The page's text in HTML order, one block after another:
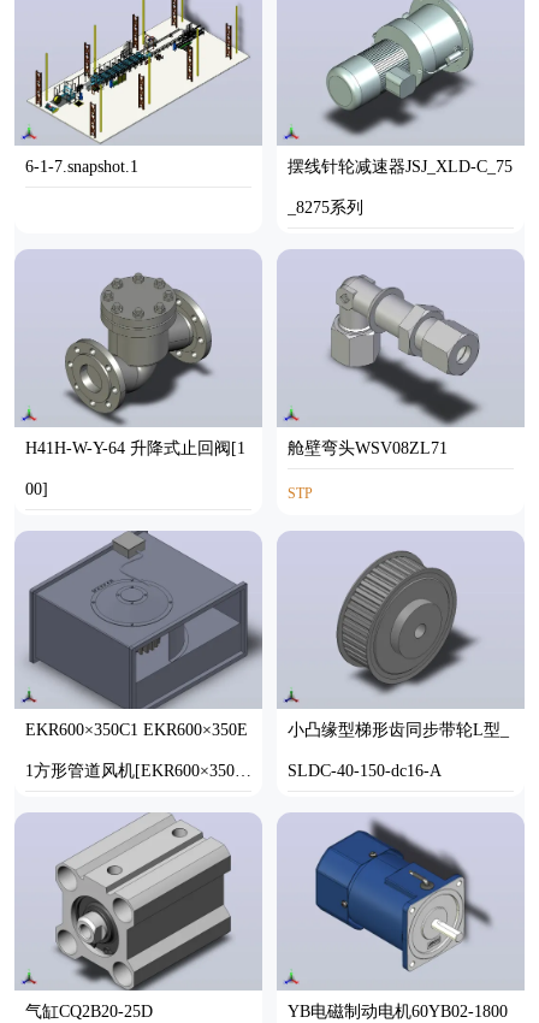
6-1-7.snapshot.1 摆线针轮减速器JSJ_XLD-C_75
_8275系列
PARASOLID
H41H-W-Y-64 升降式止回阀[1
00]
STEP
舱壁弯头WSV08ZL71
STP
EKR600×350C1 EKR600×350E
1方形管道风机[EKR600×350C
1]
SOLIDWORKS
小凸缘型梯形齿同步带轮L型_
SLDC-40-150-dc16-A
SOLIDWORKS
气缸CQ2B20-25D YB电磁制动电机60YB02-1800